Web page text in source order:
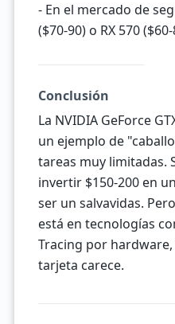
- En el mercado de
($70-90) o RX 570
Conclusión
La NVIDIA GeForce
un ejemplo de
tareas muy limitadas.
invertir $150-200 en
ser un salvavidas.
está en tecnologías
Tracing por hardware,
tarjeta carece.